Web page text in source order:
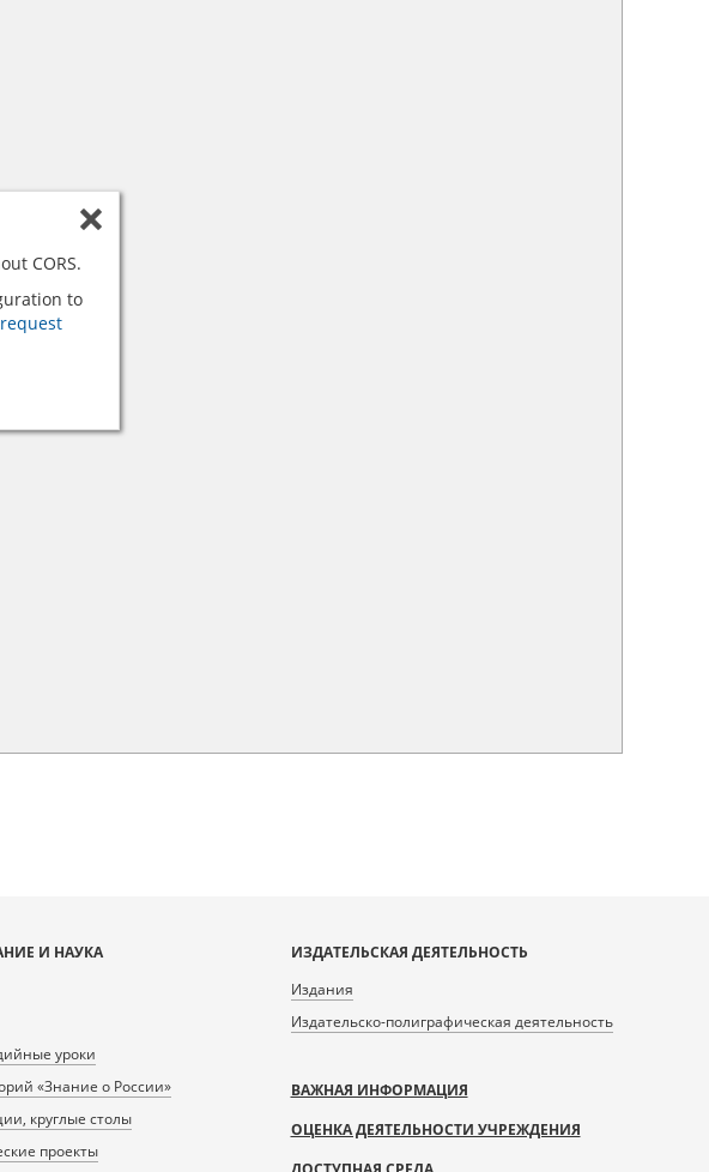
CORS.
to
И НАУКА
уроки
«Знание о России»
круглые столы
проекты
ИЗДАТЕЛЬСКАЯ ДЕЯТЕЛЬНОСТЬ
Издания
Издательско-полиграфическая деятельность
ВАЖНАЯ ИНФОРМАЦИЯ
ОЦЕНКА ДЕЯТЕЛЬНОСТИ УЧРЕЖДЕНИЯ